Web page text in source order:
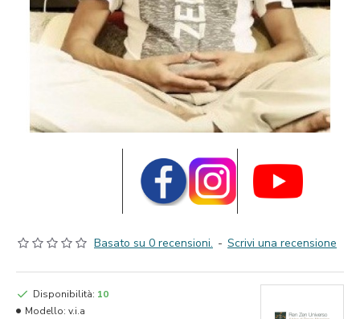
Basato su 0 recensioni. - Scrivi una recensione
Disponibilità: 10
Modello: v.i.a